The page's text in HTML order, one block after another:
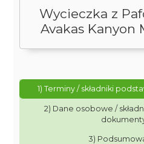
Wycieczka z
Avakas Kanyon
1) Terminy / składniki
2) Dane osobowe /
3)